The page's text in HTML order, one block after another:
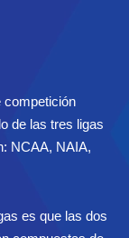
competición
de las tres ligas
NCAA, NAIA,
es que las dos